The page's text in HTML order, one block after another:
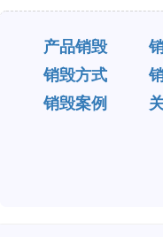
产品销毁
销毁方式
销毁案例